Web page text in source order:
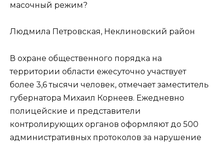
масочный режим?
Людмила Петровская, Неклиновский район
В охране общественного порядка на
территории области ежесуточно участвует
более 3,6 тысячи человек, отмечает заместитель
губернатора Михаил Корнеев. Eжедневно
полицейские и представители
контролирующих органов оформляют до 500
административных протоколов за нарушение